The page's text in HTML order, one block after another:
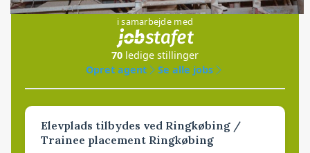
i samarbejde med
70 ledige stillinger
Opret agent
Se alle jobs
Elevplads tilbydes ved Ringkøbing /
Trainee placement Ringkøbing